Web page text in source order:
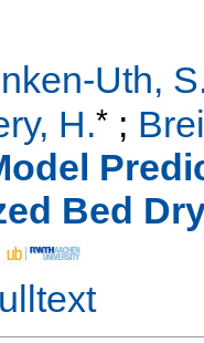
Uth,
H.* ;
Bed